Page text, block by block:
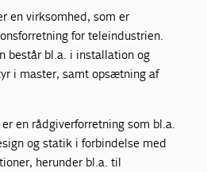
en virksomhed, som er
for teleindustrien.
består bl.a. i installation og
i master, samt opsætning af
er en rådgiverforretning som bl.a.
og statik i forbindelse med
herunder bl.a. til